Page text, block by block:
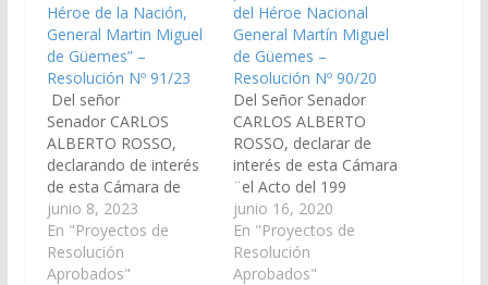
Héroe de la Nación,
General Martin Miguel
de Güemes” –
Resolución Nº 91/23
Del señor
Senador CARLOS
ALBERTO ROSSO,
declarando de interés
de esta Cámara de
Senadores, las
actividades actos y
homenajes previstos
en el marco de los
junio 8, 2023
En "Proyectos de
Resolución
Aprobados"
del Héroe Nacional
General Martín Miguel
de Güemes –
Resolución Nº 90/20
Del Señor Senador
CARLOS ALBERTO
ROSSO, declarar de
interés de esta Cámara
¨el Acto del 199
aniversario del paso a
la inmortalidad del
Héroe Nacional
General Martín Miguel
junio 16, 2020
En "Proyectos de
Resolución
Aprobados"